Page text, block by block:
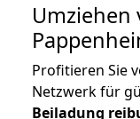
Umziehen
Profitieren Sie
Netzwerk für
Beiladung